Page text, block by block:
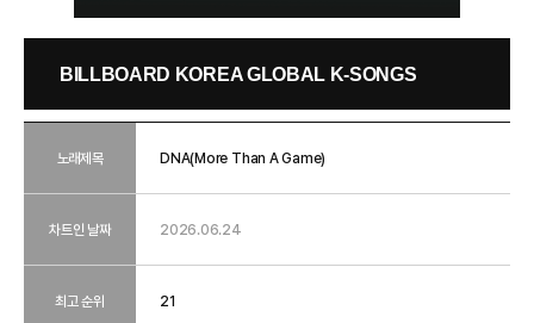
BILLBOARD KOREA GLOBAL K-SONGS
노래제목
차트인 날짜
최고 순위
DNA(More Than A Game)
2026.06.24
21